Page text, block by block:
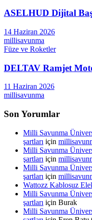
ASELHUD Dijital
14 Haziran 2026
millisavunma
Füze ve Roketler
DELTAV Ramjet
11 Haziran 2026
millisavunma
Son Yorumlar
Milli Savunma
şartları için
Milli Savunma
şartları için
Milli Savunma
şartları için
Wattozz Kablosuz
Milli Savunma
şartları için Burak
Milli Savunma